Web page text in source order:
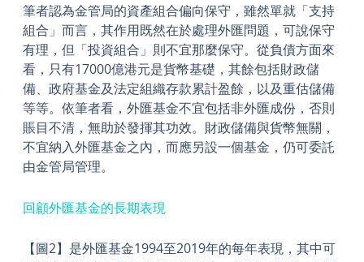
筆者認為金管局的資產組合偏向保守，雖然單就「支持
組合」而言，其作用既然在於處理外匯問題，可說保守
有理，但「投資組合」則不宜那麼保守。從負債方面來
看，只有17000億港元是貨幣基礎，其餘包括財政儲
備、政府基金及法定組織存款累計盈餘，以及重估儲備
等等。依筆者看，外匯基金不宜包括非外匯成份，否則
賬目不清，無助於發揮其功效。財政儲備與貨幣無關，
不宜納入外匯基金之內，而應另設一個基金，仍可委託
由金管局管理。
回顧外匯基金的長期表現
【圖2】 是外匯基金1994至2019年的每年表現，其中可